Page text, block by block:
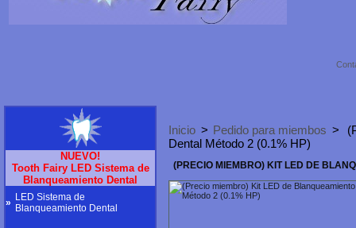
NUEVO!
Tooth Fairy LED Sistema de
Blanqueamiento Dental
» LED Sistema de
Blanqueamiento Dental
Inicio > Pedido para miembos >
Dental Método 2 (0.1% HP)
(PRECIO MIEMBRO) KIT LED DE